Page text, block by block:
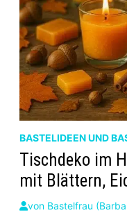
BASTELIDEEN UND
Tischdeko im
mit Blättern,
von Bastelfrau